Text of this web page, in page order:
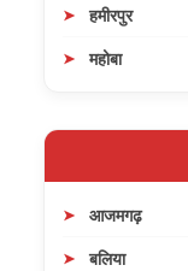
हमीरपुर
महोबा
आजमगढ़
बलिया